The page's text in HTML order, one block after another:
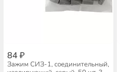
84 ₽
Зажим СИЗ-1, соединительный,